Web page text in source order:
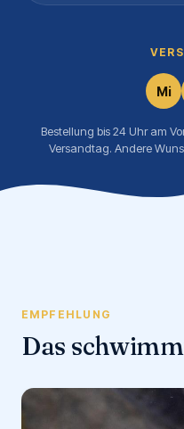
Mi
Bestellung bis 24 Uhr am
Versandtag. Andere
EMPFEHLUNG
Das